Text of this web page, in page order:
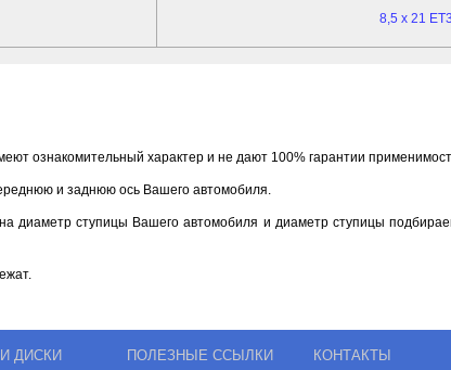
8,5 x 21
ознакомительный характер и не дают 100% гарантии
и заднюю ось Вашего автомобиля.
диаметр ступицы Вашего автомобиля и диаметр ступицы
ДИСКИ ПОЛЕЗНЫЕ ССЫЛКИ КОНТАКТЫ